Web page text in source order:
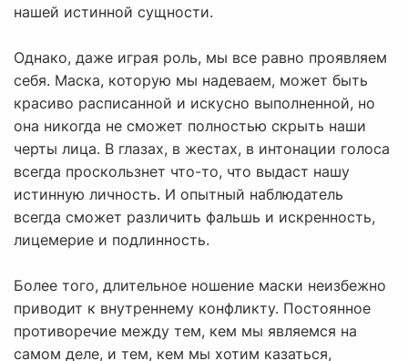
нашей истинной сущности.
Однако, даже играя роль, мы все равно проявляем
себя. Маска, которую мы надеваем, может быть
красиво расписанной и искусно выполненной, но
она никогда не сможет полностью скрыть наши
черты лица. В глазах, в жестах, в интонации голоса
всегда проскользнет что-то, что выдаст нашу
истинную личность. И опытный наблюдатель
всегда сможет различить фальшь и искренность,
лицемерие и подлинность.
Более того, длительное ношение маски неизбежно
приводит к внутреннему конфликту. Постоянное
противоречие между тем, кем мы являемся на
самом деле, и тем, кем мы хотим казаться,